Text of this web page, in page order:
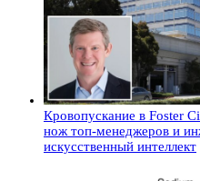
Кровопускание в Foster
нож топ-менеджеров и
искусственный интеллект